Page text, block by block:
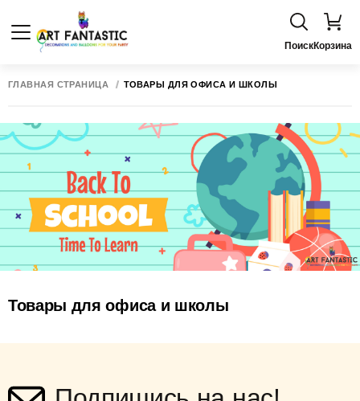
ПоискКорзина
ГЛАВНАЯ СТРАНИЦА ТОВАРЫ ДЛЯ ОФИСА И ШКОЛЫ
Товары для офиса и школы